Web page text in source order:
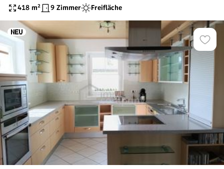
Garten in Leoben-Göss
418 m² 9 Zimmer Freifläche